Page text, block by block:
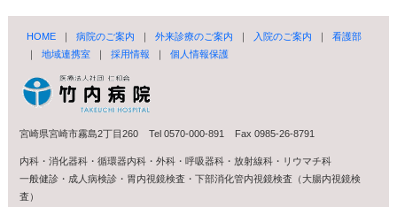
HOME 病院のご案内 外来診療のご案内 入院のご案内
看護部
地域連携室 採用情報 個人情報保護
宮崎県宮崎市霧島2丁目260 Tel 0570-000-891 Fax 0985-26-8791
内科・消化器科・循環器内科・外科・呼吸器科・放射線科・リウマチ科
一般健診・成人病検診・胃内視鏡検査・下部消化管内視鏡検査（大腸内視鏡検
査）